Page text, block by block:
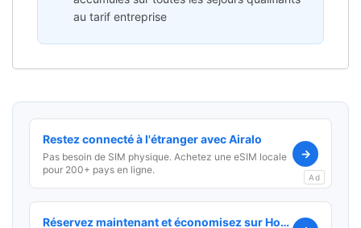
au tarif entreprise
Restez connecté à l'étranger avec Airalo
Pas besoin de SIM physique. Achetez une eSIM locale
pour 200+ pays en ligne.
→
Ad
Réservez maintenant et économisez sur Hotels.com